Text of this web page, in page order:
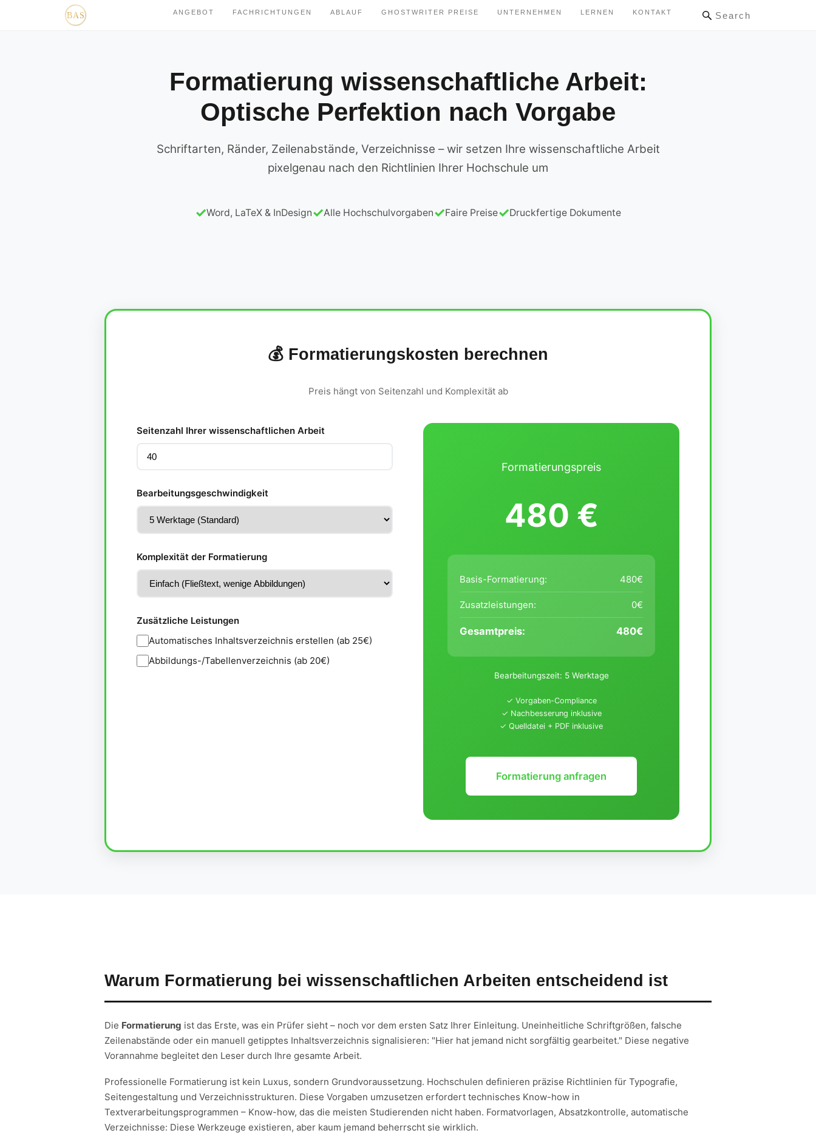
ANGEBOT FACHRICHTUNGEN ABLAUF GHOSTWRITER PREISE UNTERNEHMEN LERNEN KONTAKT Search
Formatierung wissenschaftliche Arbeit:
Optische Perfektion nach Vorgabe
Schriftarten, Ränder, Zeilenabstände, Verzeichnisse – wir setzen Ihre wissenschaftliche Arbeit
pixelgenau nach den Richtlinien Ihrer Hochschule um
Word, LaTeX & InDesign Alle Hochschulvorgaben Faire Preise Druckfertige Dokumente
💰 Formatierungskosten berechnen
Preis hängt von Seitenzahl und Komplexität ab
Seitenzahl Ihrer wissenschaftlichen Arbeit
Bearbeitungsgeschwindigkeit
Komplexität der Formatierung
Zusätzliche Leistungen
Automatisches Inhaltsverzeichnis erstellen (ab 25€)
Abbildungs-/Tabellenverzeichnis (ab 20€)
Formatierungspreis
480 €
Basis-Formatierung: 480€
Zusatzleistungen: 0€
Gesamtpreis: 480€
Bearbeitungszeit: 5 Werktage
✓ Vorgaben-Compliance
✓ Nachbesserung inklusive
✓ Quelldatei + PDF inklusive
Formatierung anfragen
Warum Formatierung bei wissenschaftlichen Arbeiten entscheidend ist
Die Formatierung ist das Erste, was ein Prüfer sieht – noch vor dem ersten Satz Ihrer Einleitung. Uneinheitliche Schriftgrößen, falsche
Zeilenabstände oder ein manuell getipptes Inhaltsverzeichnis signalisieren: "Hier hat jemand nicht sorgfältig gearbeitet." Diese negative
Vorannahme begleitet den Leser durch Ihre gesamte Arbeit.
Professionelle Formatierung ist kein Luxus, sondern Grundvoraussetzung. Hochschulen definieren präzise Richtlinien für Typografie,
Seitengestaltung und Verzeichnisstrukturen. Diese Vorgaben umzusetzen erfordert technisches Know-how in
Textverarbeitungsprogrammen – Know-how, das die meisten Studierenden nicht haben. Formatvorlagen, Absatzkontrolle, automatische
Verzeichnisse: Diese Werkzeuge existieren, aber kaum jemand beherrscht sie wirklich.